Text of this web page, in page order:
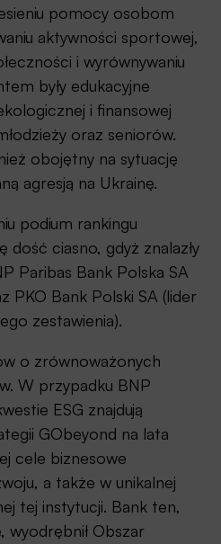
pomocy osobom
aktywności sportowej,
i wyrównywaniu
były edukacyjne
i finansowej
oraz seniorów.
obojętny na sytuację
agresją na Ukrainę.
podium rankingu
dość ciasno, gdyż znalazły
Paribas Bank Polska SA
PKO Bank Polski SA (lider
zestawienia).
o zrównoważonych
W przypadku BNP
ESG znajdują
GObeyond na lata
cele biznesowe
a także w unikalnej
tej instytucji. Bank ten,
wyodrębnił Obszar